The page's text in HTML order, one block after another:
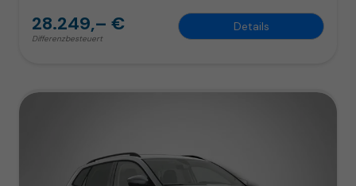
28.249,– €
Differenzbesteuert
Details